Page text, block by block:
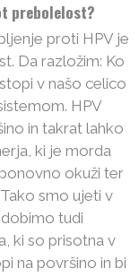
prebolelost?
proti HPV je
Da razložim: Ko
v našo celico
HPV
in takrat lahko
ki je morda
okuži ter
smo ujeti v
tudi
ki so prisotna v
na površino in bi